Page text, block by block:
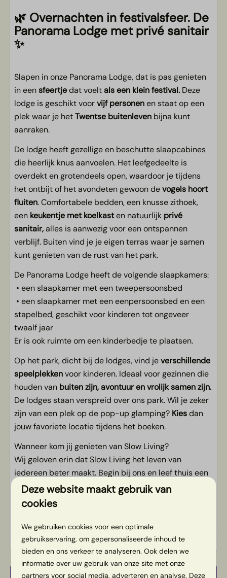
Koel/vries combi
Woonkamer
Ligging & buiten
Terras met meubilair
Veranda
Festivalsfeertje rondom je plekje
Huisdieren
Huisdier toegestaan
Algemeen
Rookvrij
Kids
Ruimte voor een kinderbedje
Gratis WiFi
Speelmogelijkheden in de buurt
🌿 Overnachten in festivalsfeer. De
Panorama Lodge met privé sanitair
✨
Slapen in onze Panorama Lodge, dat is pas genieten
in eensfeertjedat voeltals een klein festival. Deze
lodge is geschikt voorvijf personenen staat op een
plek waar je hetTwentse buitenleven bijna kunt
aanraken.
De lodge heeft gezellige en beschutte slaapcabines
die heerlijk knus aanvoelen. Het leefgedeelte is
overdekt en grotendeels open, waardoor je tijdens
het ontbijt of het avondeten gewoon devogels hoort
fluiten. Comfortabele bedden, een knusse zithoek,
een keukentje met koelkasten natuurlijk privé
sanitair,alles is aanwezig voor een ontspannen
verblijf. Buiten vind je je eigen terras waar je samen
kunt genieten van de rust van het park.
De Panorama Lodge heeft de volgende slaapkamers:
• een slaapkamer met een tweepersoonsbed
• een slaapkamer met een eenpersoonsbed en een
stapelbed, geschikt voor kinderen tot ongeveer
twaalf jaar
Er is ook ruimte om een kinderbedje te plaatsen.
Op het park, dicht bij de lodges, vind jeverschillende
speelplekkenvoor kinderen. Ideaal voor gezinnen die
houden van buiten zijn, avontuur en vrolijk samen zijn.
De lodges staan verspreid over ons park. Wil je zeker
zijn van een plek op de pop-up glamping? Kiesdan
jouw favoriete locatie tijdens het boeken.
Wanneer kom jij genieten van Slow Living?
Wij geloven erin dat Slow Living het leven van
iedereen beter maakt. Begin bij ons en leef thuis een
beetje langzamer en gelukkiger verder.
Da’s pas slow.
Deze website maakt gebruik van
cookies
We gebruiken cookies voor een optimale
gebruikservaring, om gepersonaliseerde inhoud te
bieden en ons verkeer te analyseren. Ook delen we
informatie over uw gebruik van onze site met onze
partners voor social media, adverteren en analyse. Deze